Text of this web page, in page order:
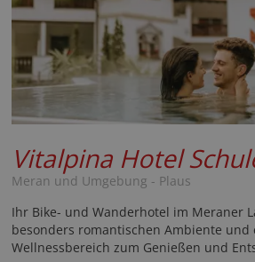
Vitalpina Hotel
Meran und Umgebung - Plaus
Ihr Bike- und Wanderhotel im Meraner
besonders romantischen Ambiente und
Wellnessbereich zum Genießen und